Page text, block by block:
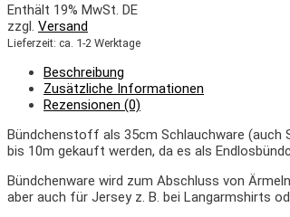
Enthält 19% MwSt. DE
zzgl. Versand
Lieferzeit: ca. 1-2 Werktage
Beschreibung
Zusätzliche Informationen
Rezensionen (0)
Bündchenstoff als 35cm Schlauchware (auch
bis 10m gekauft werden, da es als
Bündchenware wird zum Abschluss von
aber auch für Jersey z. B. bei Langarmshirts